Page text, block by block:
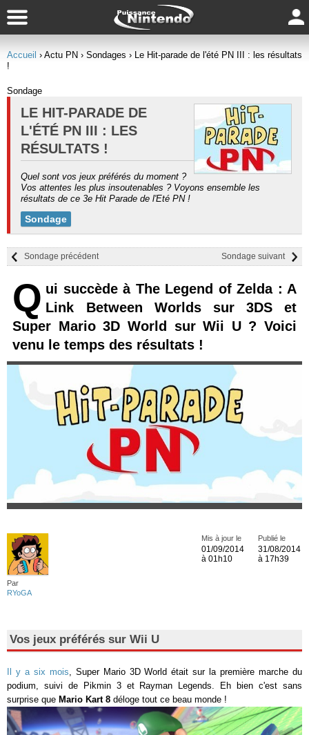
Accueil › Actu PN › Sondages › Le Hit-parade de l'été PN III : les résultats
!
Sondage
LE HIT-PARADE DE
L'ÉTÉ PN III : LES
RÉSULTATS !
Quel sont vos jeux préférés du moment ?
Vos attentes les plus insoutenables ? Voyons ensemble les
résultats de ce 3e Hit Parade de l'Eté PN !
Sondage
Sondage suivant
Sondage précédent
Q ui succède à The Legend of Zelda : A
Link Between Worlds sur 3DS et
Super Mario 3D World sur Wii U ? Voici
venu le temps des résultats !
Par
RYoGA
Publié le
31/08/2014
à 17h39
Mis à jour le
01/09/2014
à 01h10
Vos jeux préférés sur Wii U
Il y a six mois, Super Mario 3D World était sur la première marche du
podium, suivi de Pikmin 3 et Rayman Legends. Eh bien c'est sans
surprise que Mario Kart 8 déloge tout ce beau monde !